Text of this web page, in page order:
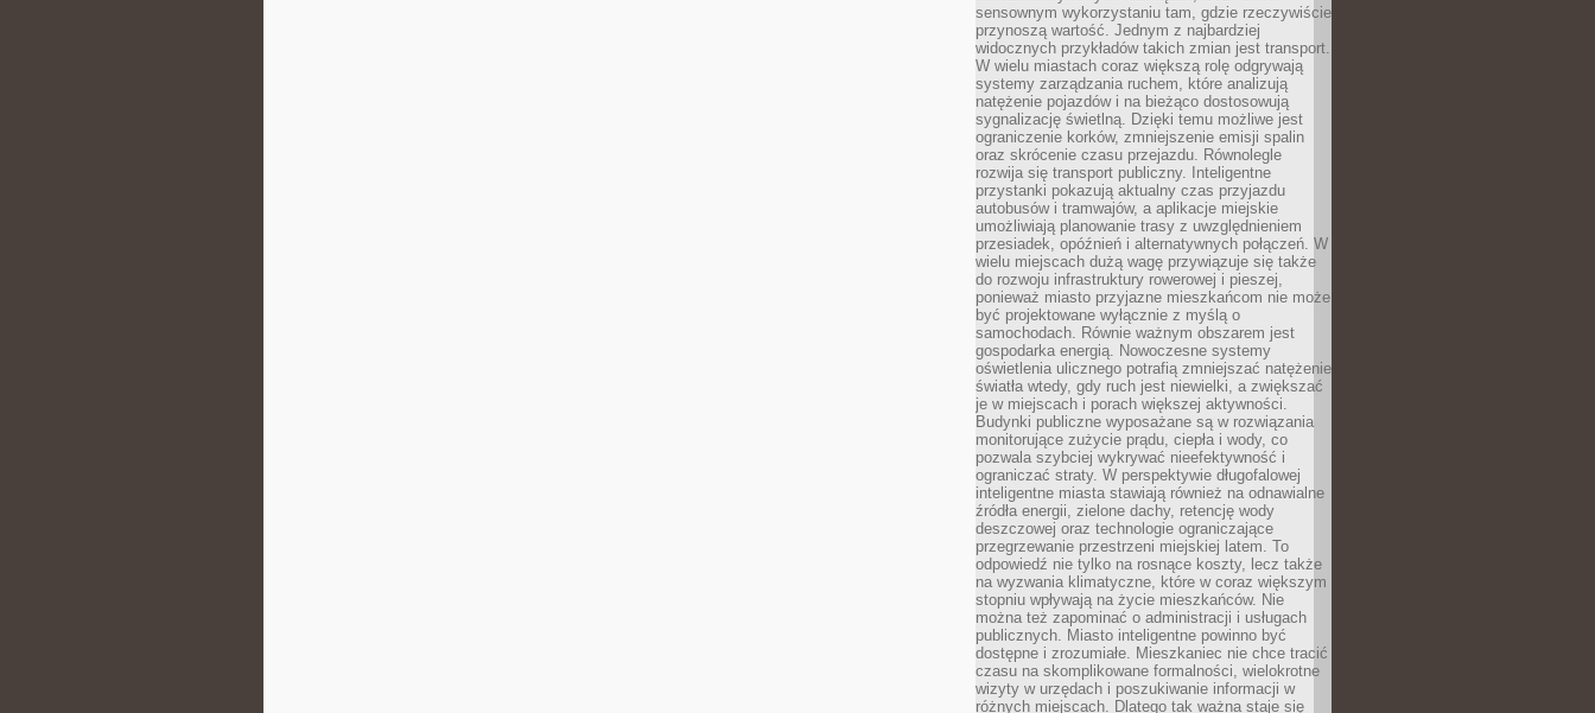
sensownym wykorzystaniu tam, gdzie rzeczywiście
przynoszą wartość. Jednym z najbardziej
widocznych przykładów takich zmian jest transport.
W wielu miastach coraz większą rolę odgrywają
systemy zarządzania ruchem, które analizują
natężenie pojazdów i na bieżąco dostosowują
sygnalizację świetlną. Dzięki temu możliwe jest
ograniczenie korków, zmniejszenie emisji spalin
oraz skrócenie czasu przejazdu. Równolegle
rozwija się transport publiczny. Inteligentne
przystanki pokazują aktualny czas przyjazdu
autobusów i tramwajów, a aplikacje miejskie
umożliwiają planowanie trasy z uwzględnieniem
przesiadek, opóźnień i alternatywnych połączeń. W
wielu miejscach dużą wagę przywiązuje się także
do rozwoju infrastruktury rowerowej i pieszej,
ponieważ miasto przyjazne mieszkańcom nie może
być projektowane wyłącznie z myślą o
samochodach. Równie ważnym obszarem jest
gospodarka energią. Nowoczesne systemy
oświetlenia ulicznego potrafią zmniejszać natężenie
światła wtedy, gdy ruch jest niewielki, a zwiększać
je w miejscach i porach większej aktywności.
Budynki publiczne wyposażane są w rozwiązania
monitorujące zużycie prądu, ciepła i wody, co
pozwala szybciej wykrywać nieefektywność i
ograniczać straty. W perspektywie długofalowej
inteligentne miasta stawiają również na odnawialne
źródła energii, zielone dachy, retencję wody
deszczowej oraz technologie ograniczające
przegrzewanie przestrzeni miejskiej latem. To
odpowiedź nie tylko na rosnące koszty, lecz także
na wyzwania klimatyczne, które w coraz większym
stopniu wpływają na życie mieszkańców. Nie
można też zapominać o administracji i usługach
publicznych. Miasto inteligentne powinno być
dostępne i zrozumiałe. Mieszkaniec nie chce tracić
czasu na skomplikowane formalności, wielokrotne
wizyty w urzędach i poszukiwanie informacji w
różnych miejscach. Dlatego tak ważna staje się